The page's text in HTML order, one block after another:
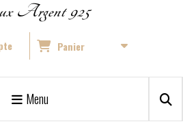
Argent 925
Panier
Menu